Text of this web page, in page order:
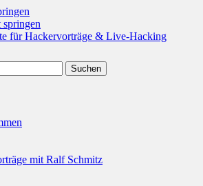
springen
Experte für
& Live-
🛡️
Tauchen Sie ein in die
mit Ralf
Sie Live-Hacking,
Einblicke &
effektiv.
mit Ralf Schmitz